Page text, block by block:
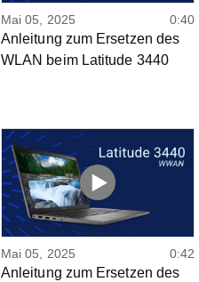
Mai 05, 2025 0:40
Anleitung zum Ersetzen des
WLAN beim Latitude 3440
Mai 05, 2025 0:42
Anleitung zum Ersetzen des